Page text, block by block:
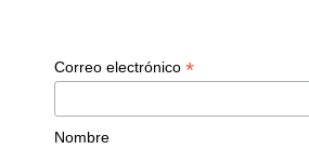
Correo electrónico *
Nombre